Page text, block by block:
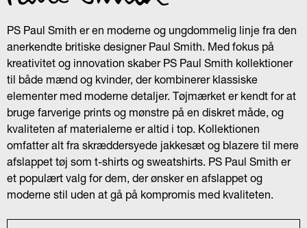
PS Paul Smith er en moderne og ungdommelig linje fra den
anerkendte britiske designer Paul Smith. Med fokus på
kreativitet og innovation skaber PS Paul Smith kollektioner
til både mænd og kvinder, der kombinerer klassiske
elementer med moderne detaljer. Tøjmærket er kendt for at
bruge farverige prints og mønstre på en diskret måde, og
kvaliteten af materialerne er altid i top. Kollektionen
omfatter alt fra skræddersyede jakkesæt og blazere til mere
afslappet tøj som t-shirts og sweatshirts. PS Paul Smith er
et populært valg for dem, der ønsker en afslappet og
moderne stil uden at gå på kompromis med kvaliteten.